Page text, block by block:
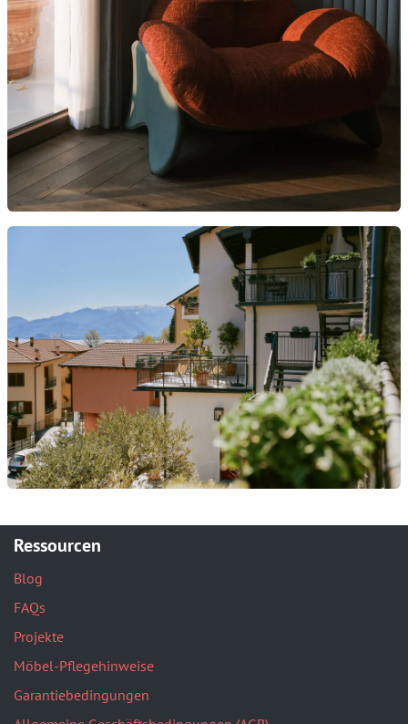
Ressourcen
Blog
FAQs
Projekte
Möbel-Pflegehinweise
Garantiebedingungen